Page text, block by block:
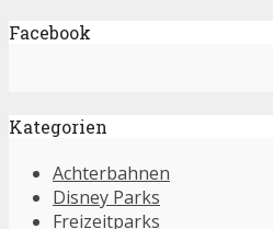
Facebook
Kategorien
Achterbahnen
Disney Parks
Freizeitparks